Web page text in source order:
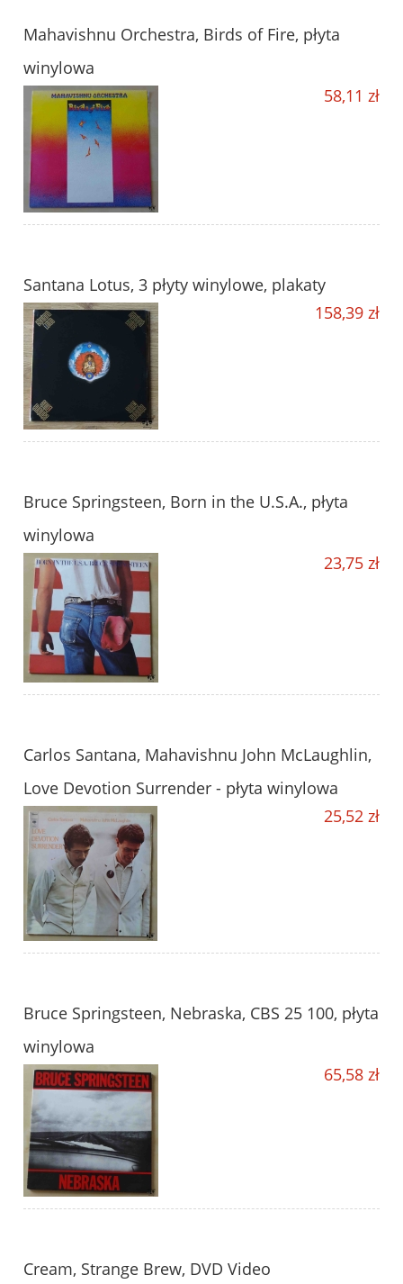
Mahavishnu Orchestra, Birds of Fire, płyta
winylowa
58,11 zł
Santana Lotus, 3 płyty winylowe, plakaty
158,39 zł
Bruce Springsteen, Born in the U.S.A., płyta
winylowa
23,75 zł
Carlos Santana, Mahavishnu John McLaughlin,
Love Devotion Surrender - płyta winylowa
25,52 zł
Bruce Springsteen, Nebraska, CBS 25 100, płyta
winylowa
65,58 zł
Cream, Strange Brew, DVD Video